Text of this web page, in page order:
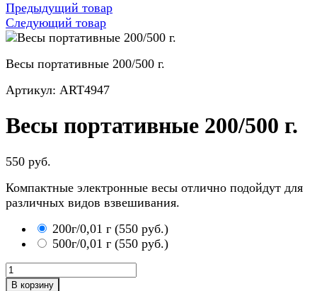
Предыдущий товар
Следующий товар
Весы портативные 200/500 г.
Артикул: ART4947
Весы портативные 200/500 г.
550 руб.
Компактные электронные весы отлично подойдут для
различных видов взвешивания.
200г/0,01 г (550 руб.)
500г/0,01 г (550 руб.)
В корзину